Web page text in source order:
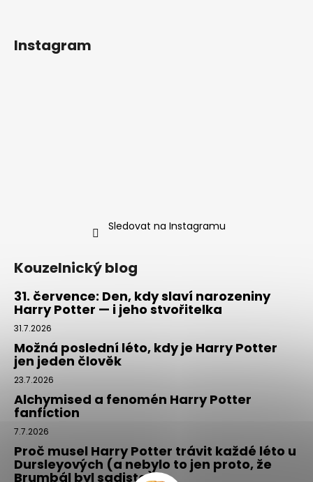
Instagram
Sledovat na Instagramu
Kouzelnický blog
31. července: Den, kdy slaví narozeniny
Harry Potter — i jeho stvořitelka
31.7.2026
Možná poslední léto, kdy je Harry Potter
jen jeden člověk
23.7.2026
Alchymised a fenomén Harry Potter
fanfiction
7.7.2026
Proč musel Harry Potter trávit každé léto u
Dursleyových (a nebylo to jen proto, že
Brumbál byl sadista)